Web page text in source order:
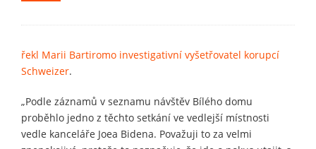
řekl Marii Bartiromo investigativní vyšetřovatel korupcí
Schweizer.
„Podle záznamů v seznamu návštěv Bílého domu
proběhlo jedno z těchto setkání ve vedlejší místnosti
vedle kanceláře Joea Bidena. Považuji to za velmi